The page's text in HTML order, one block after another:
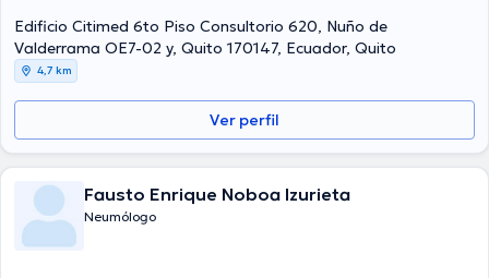
Edificio Citimed 6to Piso Consultorio 620, Nuño de
Valderrama OE7-02 y, Quito 170147, Ecuador, Quito
4,7 km
Ver perfil
Fausto Enrique Noboa Izurieta
Neumólogo